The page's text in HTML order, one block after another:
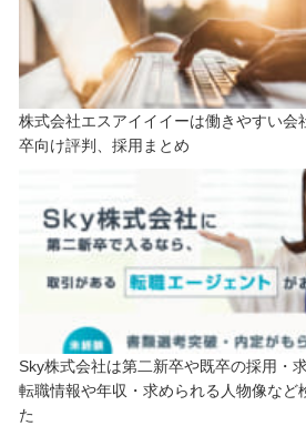
株式会社エスアイイイーは働きやすい会
卒向け評判、採用まとめ
Sky株式会社は第二新卒や既卒の採用・
転職情報や年収・求められる人物像など
た